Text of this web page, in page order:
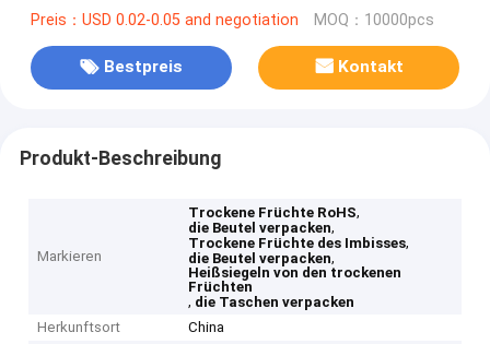
Preis：USD 0.02-0.05 and negotiation MOQ：10000pcs
Bestpreis Kontakt
Produkt-Beschreibung
Markieren
Trockene Früchte RoHS,
die Beutel verpacken,
Trockene Früchte des Imbisses,
die Beutel verpacken,
Heißsiegeln von den trockenen
Früchten
, die Taschen verpacken
Herkunftsort
China